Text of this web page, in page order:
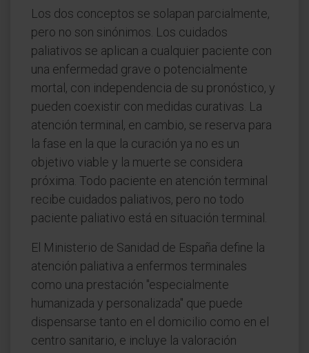
Los dos conceptos se solapan parcialmente,
pero no son sinónimos. Los cuidados
paliativos se aplican a cualquier paciente con
una enfermedad grave o potencialmente
mortal, con independencia de su pronóstico, y
pueden coexistir con medidas curativas. La
atención terminal, en cambio, se reserva para
la fase en la que la curación ya no es un
objetivo viable y la muerte se considera
próxima. Todo paciente en atención terminal
recibe cuidados paliativos, pero no todo
paciente paliativo está en situación terminal.
El Ministerio de Sanidad de España define la
atención paliativa a enfermos terminales
como una prestación "especialmente
humanizada y personalizada" que puede
dispensarse tanto en el domicilio como en el
centro sanitario, e incluye la valoración